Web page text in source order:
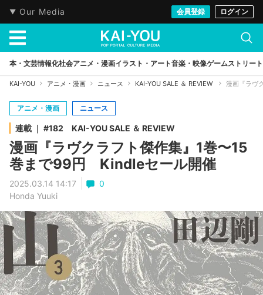
Our Media 会員登録 ログイン
本・文芸情報化社会アニメ・漫画イラスト・アート音楽・映像ゲームストリート
KAI-YOU アニメ・漫画 ニュース KAI-YOU SALE ＆ REVIEW 漫画『ラヴ
アニメ・漫画 ニュース
連載 ｜ #182 KAI-YOU SALE ＆ REVIEW
漫画『ラヴクラフト傑作集』1巻〜15
巻まで99円 Kindleセール開催
2025.03.14 14:17
0
Honda Yuuki